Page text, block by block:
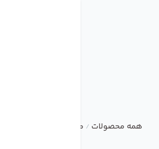
همه محصولات / متفرقه